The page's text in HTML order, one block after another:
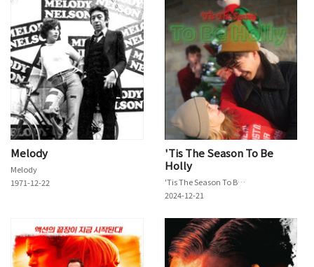
Melody
Melody
1971-12-22
'Tis The Season To Be
Holly
'Tis The Season To Be Holly
2024-12-21